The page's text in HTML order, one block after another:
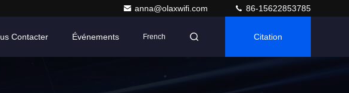
anna@olaxwifi.com 86-15622853785
Contacter Événements French Citation